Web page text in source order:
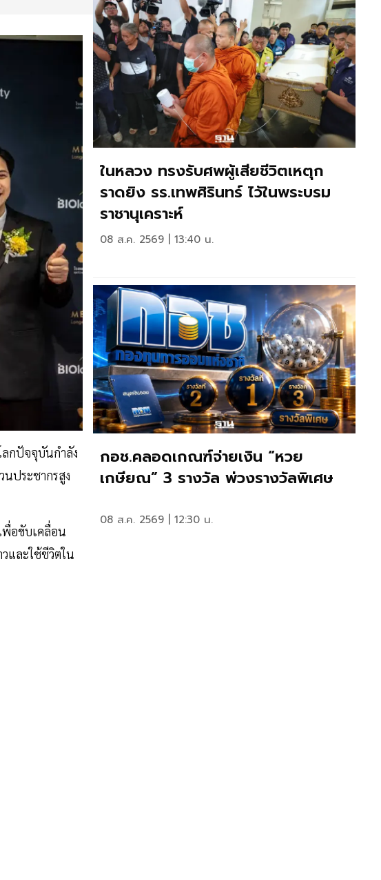
กปัจจุบันกำลัง
ประชากรสูง
พื่อขับเคลื่อน
และใช้ชีวิตใน
ในหลวง ทรงรับศพผู้เสียชีวิตเหตุก
ราดยิง รร.เทพศิรินทร์ ไว้ในพระบรม
ราชานุเคราะห์
08 ส.ค. 2569 | 13:40 น.
กอช.คลอดเกณฑ์จ่ายเงิน “หวย
เกษียณ” 3 รางวัล พ่วงรางวัลพิเศษ
08 ส.ค. 2569 | 12:30 น.